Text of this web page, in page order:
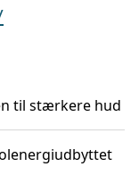
til stærkere hud